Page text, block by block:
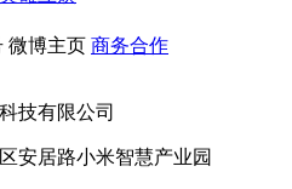
微博主页 商务合作
技有限公司
安居路小米智慧产业园